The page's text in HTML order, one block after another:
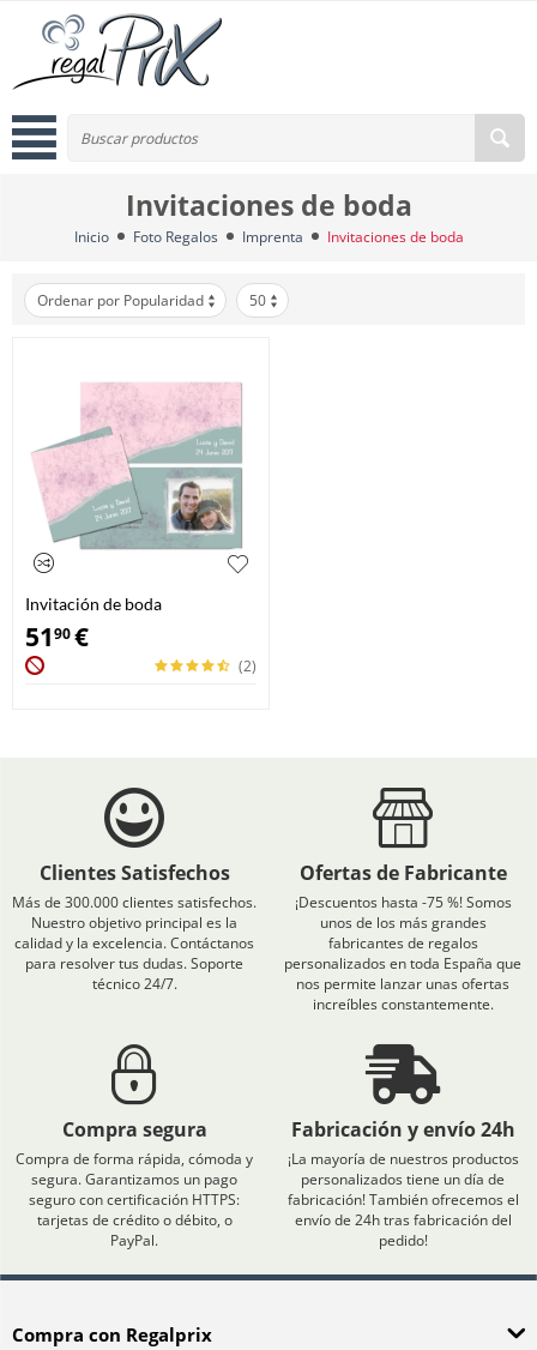
Invitaciones de boda
Inicio Foto Regalos Imprenta Invitaciones de boda
Ordenar por Popularidad 50
Invitación de boda
personalizadas
5190€
(2)
Clientes Satisfechos
Más de 300.000 clientes satisfechos.
Nuestro objetivo principal es la
calidad y la excelencia. Contáctanos
para resolver tus dudas. Soporte
técnico 24/7.
Ofertas de Fabricante
¡Descuentos hasta -75 %! Somos
unos de los más grandes
fabricantes de regalos
personalizados en toda España que
nos permite lanzar unas ofertas
increíbles constantemente.
Compra segura
Compra de forma rápida, cómoda y
segura. Garantizamos un pago
seguro con certificación HTTPS:
tarjetas de crédito o débito, o
PayPal.
Fabricación y envío 24h
¡La mayoría de nuestros productos
personalizados tiene un día de
fabricación! También ofrecemos el
envío de 24h tras fabricación del
pedido!
Compra con Regalprix